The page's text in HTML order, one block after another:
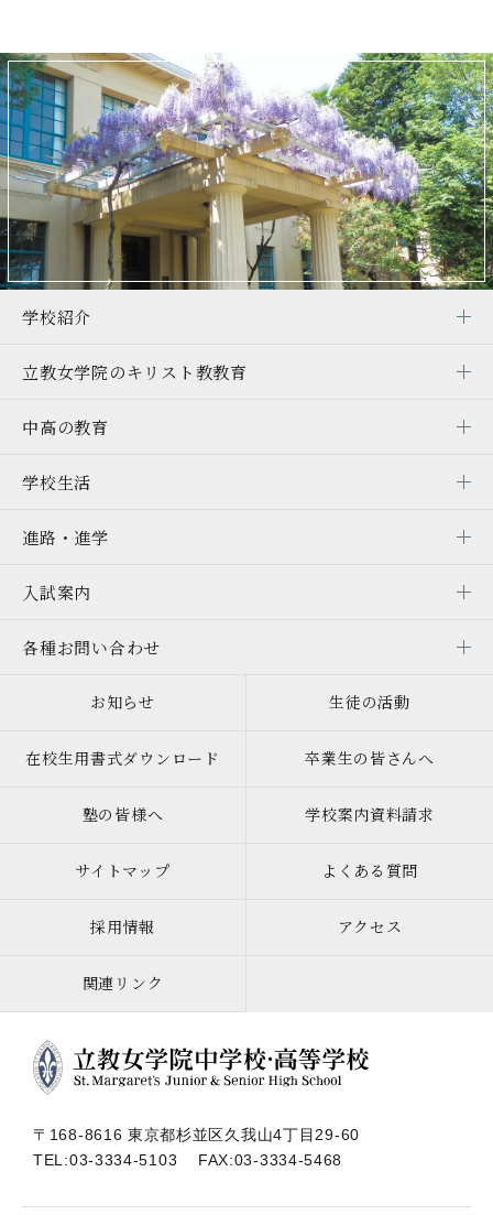
学校紹介
立教女学院のキリスト教教育
中高の教育
学校生活
進路・進学
入試案内
各種お問い合わせ
お知らせ 生徒の活動
在校生用書式ダウンロード 卒業生の皆さんへ
塾の皆様へ 学校案内資料請求
サイトマップ よくある質問
採用情報 アクセス
関連リンク
〒168-8616 東京都杉並区久我山4丁目29-60
TEL:03-3334-5103 FAX:03-3334-5468